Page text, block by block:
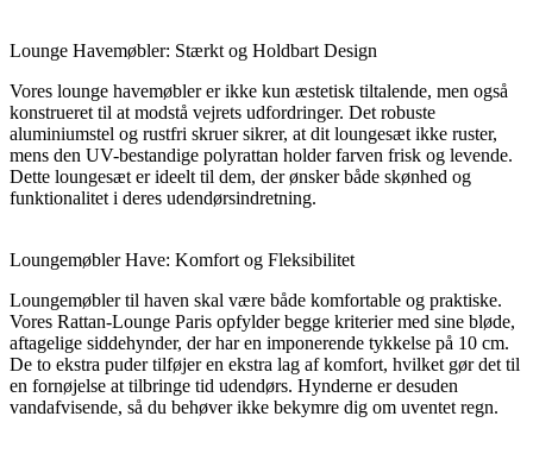
Lounge Havemøbler: Stærkt og Holdbart Design
Vores lounge havemøbler er ikke kun æstetisk tiltalende, men også
konstrueret til at modstå vejrets udfordringer. Det robuste
aluminiumstel og rustfri skruer sikrer, at dit loungesæt ikke ruster,
mens den UV-bestandige polyrattan holder farven frisk og levende.
Dette loungesæt er ideelt til dem, der ønsker både skønhed og
funktionalitet i deres udendørsindretning.
Loungemøbler Have: Komfort og Fleksibilitet
Loungemøbler til haven skal være både komfortable og praktiske.
Vores Rattan-Lounge Paris opfylder begge kriterier med sine bløde,
aftagelige siddehynder, der har en imponerende tykkelse på 10 cm.
De to ekstra puder tilføjer en ekstra lag af komfort, hvilket gør det til
en fornøjelse at tilbringe tid udendørs. Hynderne er desuden
vandafvisende, så du behøver ikke bekymre dig om uventet regn.